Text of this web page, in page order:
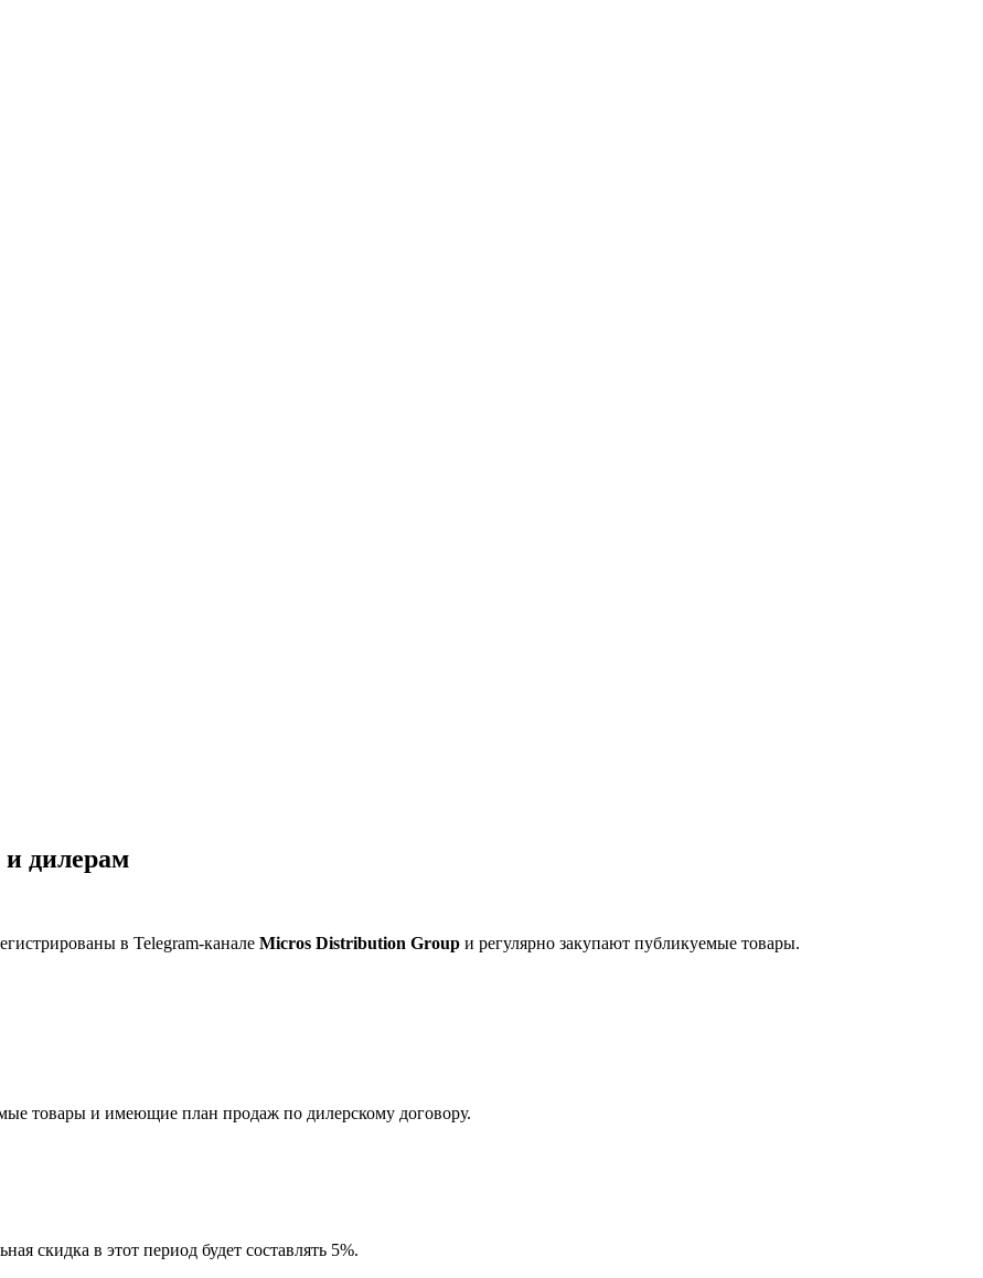
дилерам
в Telegram-канале Micros Distribution Group и регулярно закупают публикуемые товары.
товары и имеющие план продаж по дилерскому договору.
скидка в этот период будет составлять 5%.